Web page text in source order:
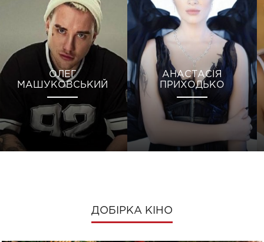
ОЛЕГ
МАШУКОВСЬКИЙ
АНАСТАСІЯ
ПРИХОДЬКО
ДОБІРКА КІНО